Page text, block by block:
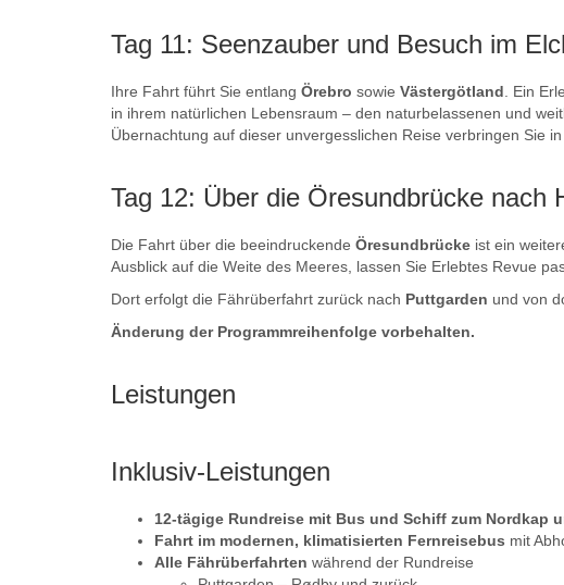
Tag 11: Seenzauber und Besuch im
Ihre Fahrt führt Sie entlang Örebro sowie Västergötland . Ein
in ihrem natürlichen Lebensraum – den naturbelassenen und
Übernachtung auf dieser unvergesslichen Reise verbringen Sie in
Tag 12: Über die Öresundbrücke nach
Die Fahrt über die beeindruckende Öresundbrücke ist ein
Ausblick auf die Weite des Meeres, lassen Sie Erlebtes Revue
Dort erfolgt die Fährüberfahrt zurück nach Puttgarden und von
Änderung der Programmreihenfolge vorbehalten.
Leistungen
Inklusiv-Leistungen
12-tägige Rundreise mit Bus und Schiff zum Nordkap
Fahrt im modernen, klimatisierten Fernreisebus mit
Alle Fährüberfahrten während der Rundreise